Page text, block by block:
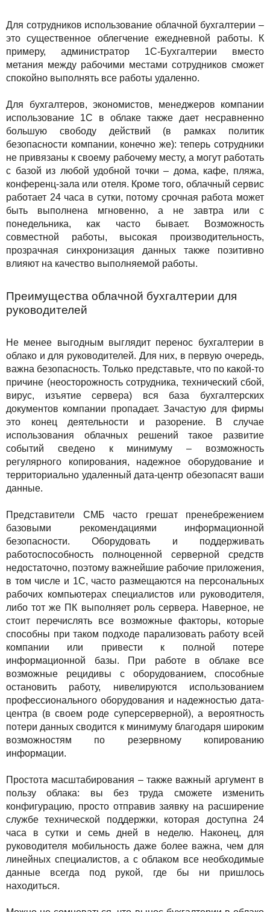
Для сотрудников использование облачной бухгалтерии –
это существенное облегчение ежедневной работы. К
примеру, администратор 1С-Бухгалтерии вместо
метания между рабочими местами сотрудников сможет
спокойно выполнять все работы удаленно.
Для бухгалтеров, экономистов, менеджеров компании
использование 1С в облаке также дает несравненно
большую свободу действий (в рамках политик
безопасности компании, конечно же): теперь сотрудники
не привязаны к своему рабочему месту, а могут работать
с базой из любой удобной точки – дома, кафе, пляжа,
конференц-зала или отеля. Кроме того, облачный сервис
работает 24 часа в сутки, потому срочная работа может
быть выполнена мгновенно, а не завтра или с
понедельника, как часто бывает. Возможность
совместной работы, высокая производительность,
прозрачная синхронизация данных также позитивно
влияют на качество выполняемой работы.
Преимущества облачной бухгалтерии для
руководителей
Не менее выгодным выглядит перенос бухгалтерии в
облако и для руководителей. Для них, в первую очередь,
важна безопасность. Только представьте, что по какой-то
причине (неосторожность сотрудника, технический сбой,
вирус, изъятие сервера) вся база бухгалтерских
документов компании пропадает. Зачастую для фирмы
это конец деятельности и разорение. В случае
использования облачных решений такое развитие
событий сведено к минимуму – возможность
регулярного копирования, надежное оборудование и
территориально удаленный дата-центр обезопасят ваши
данные.
Представители СМБ часто грешат пренебрежением
базовыми рекомендациями информационной
безопасности. Оборудовать и поддерживать
работоспособность полноценной серверной средств
недостаточно, поэтому важнейшие рабочие приложения,
в том числе и 1С, часто размещаются на персональных
рабочих компьютерах специалистов или руководителя,
либо тот же ПК выполняет роль сервера. Наверное, не
стоит перечислять все возможные факторы, которые
способны при таком подходе парализовать работу всей
компании или привести к полной потере
информационной базы. При работе в облаке все
возможные рецидивы с оборудованием, способные
остановить работу, нивелируются использованием
профессионального оборудования и надежностью дата-
центра (в своем роде суперсерверной), а вероятность
потери данных сводится к минимуму благодаря широким
возможностям по резервному копированию
информации.
Простота масштабирования – также важный аргумент в
пользу облака: вы без труда сможете изменить
конфигурацию, просто отправив заявку на расширение
службе технической поддержки, которая доступна 24
часа в сутки и семь дней в неделю. Наконец, для
руководителя мобильность даже более важна, чем для
линейных специалистов, а с облаком все необходимые
данные всегда под рукой, где бы ни пришлось
находиться.